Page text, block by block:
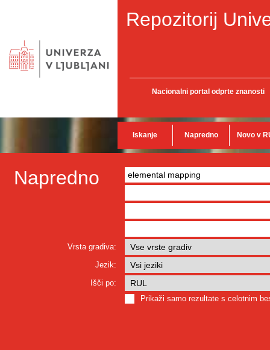
Repozitorij
Nacionalni portal odprte znanosti
Iskanje Napredno Novo v
Napredno
Vrsta gradiva:
Jezik:
Išči po:
Prikaži samo rezultate s celotnim